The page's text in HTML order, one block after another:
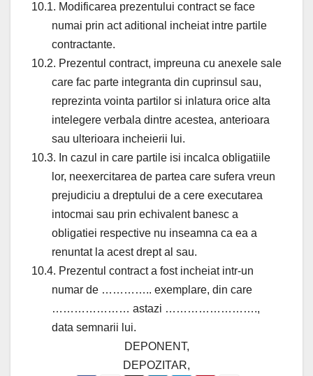
10.1. Modificarea prezentului contract se face
numai prin act aditional incheiat intre partile
contractante.
10.2. Prezentul contract, impreuna cu anexele sale
care fac parte integranta din cuprinsul sau,
reprezinta vointa partilor si inlatura orice alta
intelegere verbala dintre acestea, anterioara
sau ulterioara incheierii lui.
10.3. In cazul in care partile isi incalca obligatiile
lor, neexercitarea de partea care sufera vreun
prejudiciu a dreptului de a cere executarea
intocmai sau prin echivalent banesc a
obligatiei respective nu inseamna ca ea a
renuntat la acest drept al sau.
10.4. Prezentul contract a fost incheiat intr-un
numar de ………….. exemplare, din care
………………… astazi …………………….,
data semnarii lui.
DEPONENT,
DEPOZITAR,